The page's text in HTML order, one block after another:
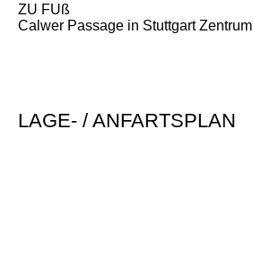
ZU FUß
Calwer Passage in Stuttgart Zentrum
LAGE- / ANFARTSPLAN